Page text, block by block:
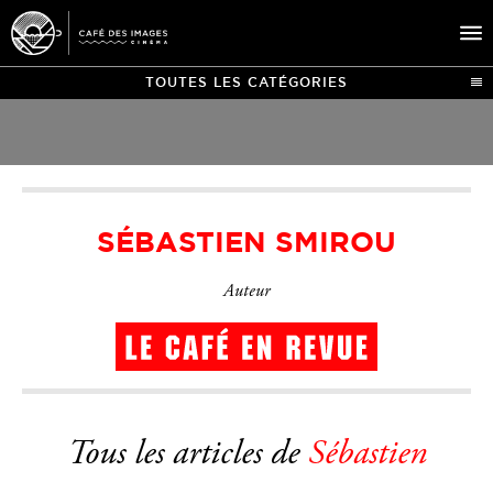
ÉVÉNEMENTS
ÉDUCATION AUX IMAGES
TOUTES LES CATÉGORIES
SÉBASTIEN SMIROU
Auteur
Tous les articles de Sébastien